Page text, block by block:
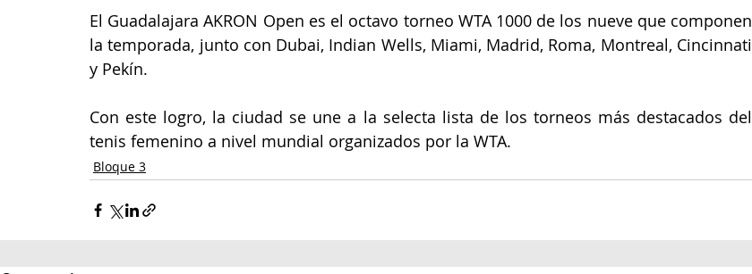
El Guadalajara AKRON Open es el octavo torneo WTA 1000 de los nueve que componen
la temporada, junto con Dubai, Indian Wells, Miami, Madrid, Roma, Montreal, Cincinnati
y Pekín.
Con este logro, la ciudad se une a la selecta lista de los torneos más destacados del
tenis femenino a nivel mundial organizados por la WTA.
Bloque 3